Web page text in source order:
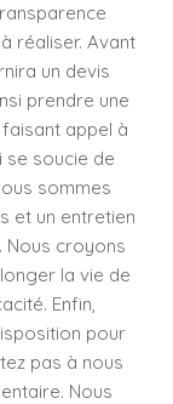
réaliser. Avant
un devis
prendre une
appel à
se soucie de
sommes
et un entretien
Nous croyons
la vie de
Enfin,
pour
pas à nous
Nous